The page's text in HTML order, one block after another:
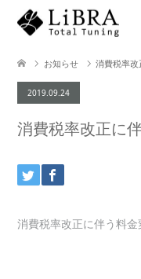
お知らせ 消費税率
2019.09.24
消費税率改正に
消費税率改正に伴う料